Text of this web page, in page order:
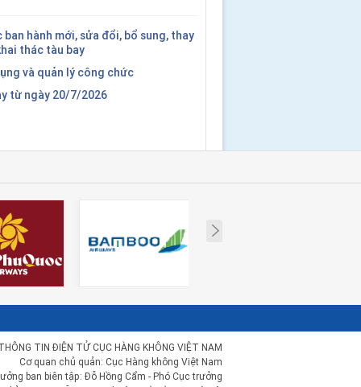
hành mới, sửa đổi, bổ sung, thay
thác tàu bay
và quản lý công chức
từ ngày 20/7/2026
TIN ĐIỆN TỬ CỤC HÀNG KHÔNG VIỆT NAM
Cơ quan chủ quản: Cục Hàng không Việt Nam
ban biên tập: Đỗ Hồng Cẩm - Phó Cục trưởng